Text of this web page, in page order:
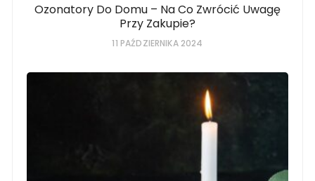
Ozonatory Do Domu – Na Co Zwrócić Uwagę
Przy Zakupie?
11 PAŹDZIERNIKA 2024